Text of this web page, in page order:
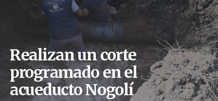
Realizan un corte
programado en el
acueducto Nogolí